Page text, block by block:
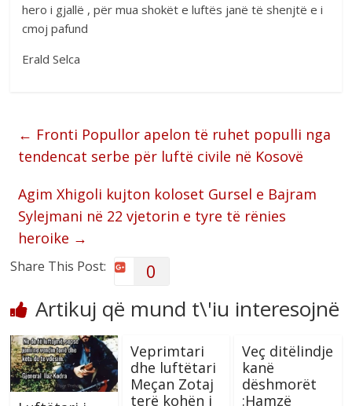
hero i gjallë , për mua shokët e luftës janë të shenjtë e i
cmoj pafund
Erald Selca
← Fronti Popullor apelon të ruhet populli nga
tendencat serbe për luftë civile në Kosovë
Agim Xhigoli kujton koloset Gursel e Bajram
Sylejmani në 22 vjetorin e tyre të rënies
heroike →
Share This Post: 0
Artikuj që mund t\'iu interesojnë
Veprimtari
dhe luftëtari
Meçan Zotaj
terë kohën i
Veç ditëlindje
kanë
dëshmorët
:Hamzë